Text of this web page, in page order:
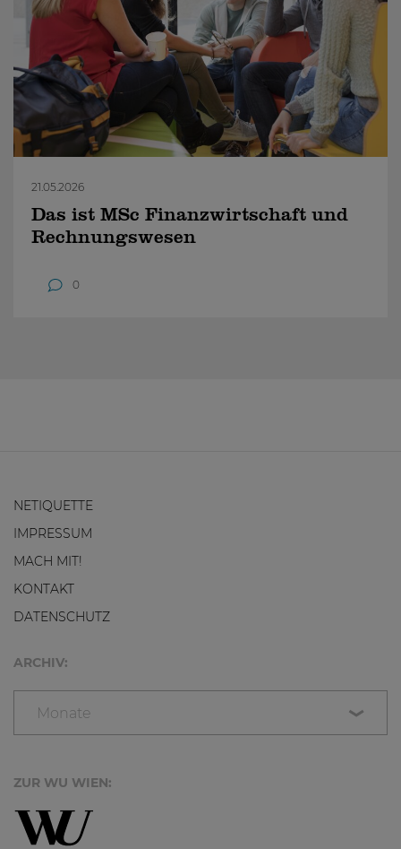
21.05.2026
Das ist MSc Finanzwirtschaft und
Rechnungswesen
0
NETIQUETTE
IMPRESSUM
MACH MIT!
KONTAKT
DATENSCHUTZ
ARCHIV:
Monate
ZUR WU WIEN: